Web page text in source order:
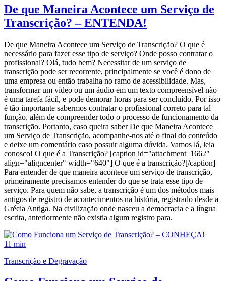
De que Maneira Acontece um Serviço de
Transcrição? – ENTENDA!
De que Maneira Acontece um Serviço de Transcrição? O que é
necessário para fazer esse tipo de serviço? Onde posso contratar o
profissional? Olá, tudo bem? Necessitar de um serviço de
transcrição pode ser recorrente, principalmente se você é dono de
uma empresa ou então trabalha no ramo de acessibilidade. Mas,
transformar um vídeo ou um áudio em um texto compreensível não
é uma tarefa fácil, e pode demorar horas para ser concluído. Por isso
é tão importante sabermos contratar o profissional correto para tal
função, além de compreender todo o processo de funcionamento da
transcrição. Portanto, caso queira saber De que Maneira Acontece
um Serviço de Transcrição, acompanhe-nos até o final do conteúdo
e deixe um comentário caso possuir alguma dúvida. Vamos lá, leia
conosco! O que é a Transcrição? [caption id="attachment_1662"
align="aligncenter" width="640"] O que é a transcrição?[/caption]
Para entender de que maneira acontece um serviço de transcrição,
primeiramente precisamos entender do que se trata esse tipo de
serviço. Para quem não sabe, a transcrição é um dos métodos mais
antigos de registro de acontecimentos na história, registrado desde a
Grécia Antiga. Na civilização onde nasceu a democracia e a língua
escrita, anteriormente não existia algum registro para.
11 min
Transcrição e Degravação